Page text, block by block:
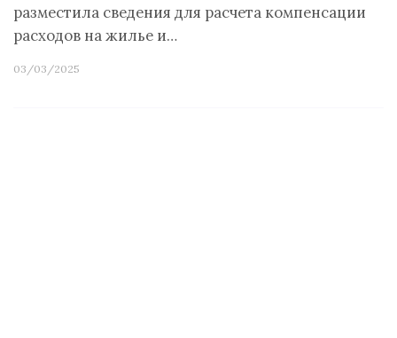
разместила сведения для расчета компенсации
расходов на жилье и…
03/03/2025